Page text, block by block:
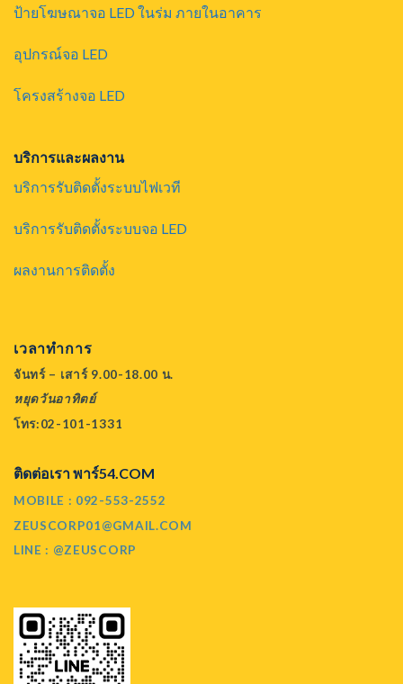
ป้ายโฆษณาจอ LED ในร่ม ภายในอาคาร
อุปกรณ์จอ LED
โครงสร้างจอ LED
บริการและผลงาน
บริการรับติดตั้งระบบไฟเวที
บริการรับติดตั้งระบบจอ LED
ผลงานการติดตั้ง
เวลาทำการ
จันทร์ – เสาร์ 9.00-18.00 น.
หยุดวันอาทิตย์
โทร:02-101-1331
ติดต่อเรา พาร์54.COM
MOBILE : 092-553-2552
ZEUSCORP01@GMAIL.COM
LINE : @ZEUSCORP